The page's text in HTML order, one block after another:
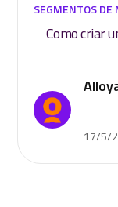
SEGMENTOS DE
Como criar
17/5/